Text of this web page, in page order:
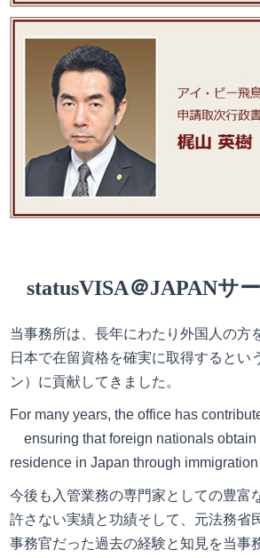
statusVISA＠JAPANサ
当事務所は、長年にわたり外国人の方
日本で在留資格を確実に取得するとい
ン）に貢献してきました。
For many years, the office has
ensuring that foreign nationals obtain
residence in Japan through
今後も入管業務の専門家としての豊富
許さない実績と功績そして、元法務省
事務官だった過去の経験と知見を当事